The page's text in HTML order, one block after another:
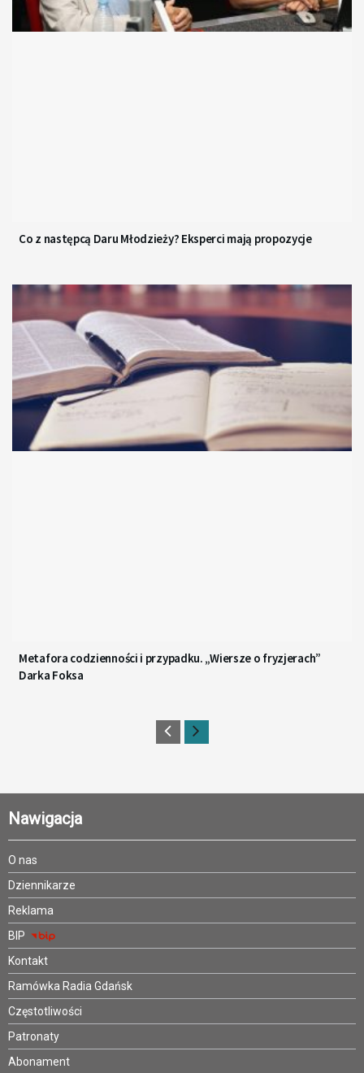
Co z następcą Daru Młodzieży? Eksperci mają propozycje
Metafora codzienności i przypadku. „Wiersze o fryzjerach”
Darka Foksa
Nawigacja
O nas
Dziennikarze
Reklama
BIP
Kontakt
Ramówka Radia Gdańsk
Częstotliwości
Patronaty
Abonament